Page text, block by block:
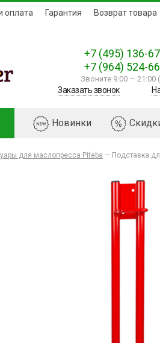
оплата Гарантия Возврат товара
+7 (495) 136-
+7 (964) 524-
Звоните 9:00 — 21:00
Заказать звонок
Новинки
для маслопресса Piteba — Подставка